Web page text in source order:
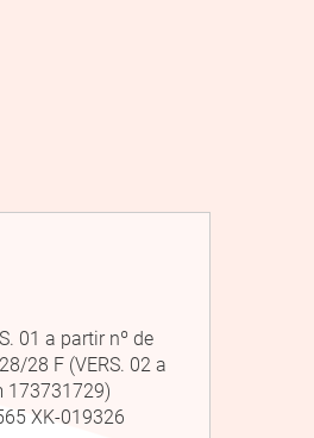
01 a partir nº de
28 F (VERS. 02 a
173731729)
XK-019326